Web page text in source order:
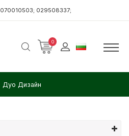
070010503; 029508337;
0
Дуо Дизайн